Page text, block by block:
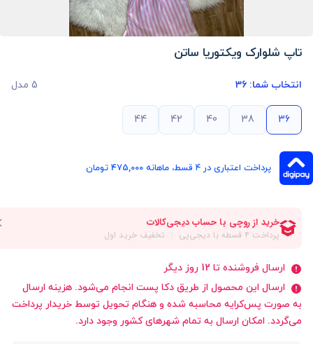
تاپ شلوارک ویکتوریا ساتن
انتخاب شما: 36 5 مدل
36
38
40
42
44
پرداخت اعتباری در ۴ قسط، ماهانه 475,000 تومان
ارسال فروشنده تا 12 روز دیگر
ارسال این محصول از طریق دکا پست انجام می‌شود. هزینه ارسال
به صورت پس‌کرایه محاسبه شده و هنگام تحویل توسط خریدار پرداخت
می‌گردد. امکان ارسال به تمام شهرهای کشور وجود دارد.